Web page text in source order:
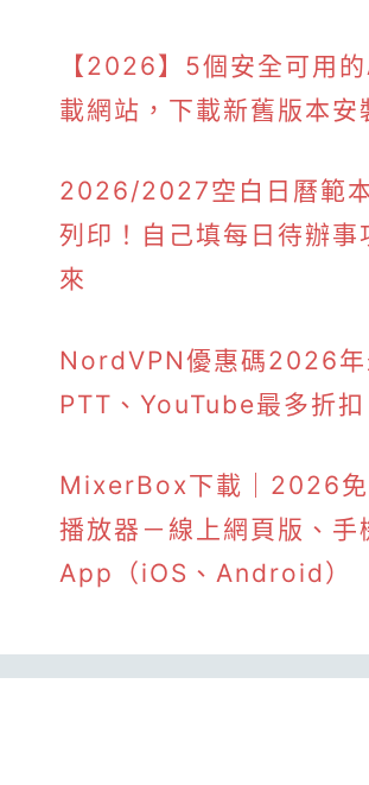
【2026】5個安全可用
載網站，下載新舊版本安
2026/2027空白日曆範
列印！自己填每日待辦事
來
NordVPN優惠碼2026年
PTT、YouTube最多折扣
MixerBox下載｜2026免
播放器－線上網頁版、手
App（iOS、Android）